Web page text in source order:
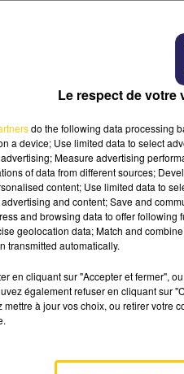
mais sous
GUIDE
de travail dépend surtout
un salarié. " Mais sans
".
un critère important, ce
chaleur est encore plus
fermées restent
Le respect de votre
do the following data processing
a device; Use limited data to select
Measure advertising
of data from different sources;
content; Use limited data to
and content; Save and
and browsing data to offer
geolocation data; Match and
transmitted automatically.
en cliquant sur "Accepter et fermer",
également refuser en cliquant sur
mettre à jour vos choix, ou retirer votre